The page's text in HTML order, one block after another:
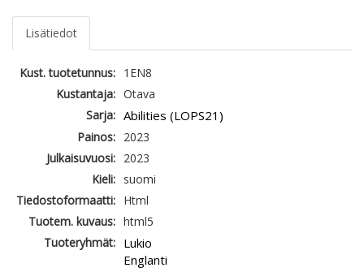
Lisätiedot
Kust. tuotetunnus: 1EN8
Kustantaja: Otava
Sarja: Abilities (LOPS21)
Painos: 2023
Julkaisuvuosi: 2023
Kieli: suomi
Tiedostoformaatti: Html
Tuotem. kuvaus: html5
Tuoteryhmät: Lukio
Englanti